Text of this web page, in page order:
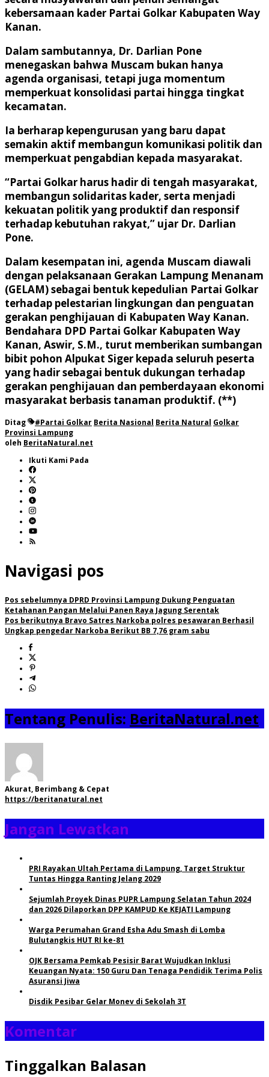
kebersamaan kader Partai Golkar Kabupaten Way
Kanan.
Dalam sambutannya, Dr. Darlian Pone
menegaskan bahwa Muscam bukan hanya
agenda organisasi, tetapi juga momentum
memperkuat konsolidasi partai hingga tingkat
kecamatan.
Ia berharap kepengurusan yang baru dapat
semakin aktif membangun komunikasi politik dan
memperkuat pengabdian kepada masyarakat.
“Partai Golkar harus hadir di tengah masyarakat,
membangun solidaritas kader, serta menjadi
kekuatan politik yang produktif dan responsif
terhadap kebutuhan rakyat,” ujar Dr. Darlian
Pone.
Dalam kesempatan ini, agenda Muscam diawali
dengan pelaksanaan Gerakan Lampung Menanam
(GELAM) sebagai bentuk kepedulian Partai Golkar
terhadap pelestarian lingkungan dan penguatan
gerakan penghijauan di Kabupaten Way Kanan.
Bendahara DPD Partai Golkar Kabupaten Way
Kanan, Aswir, S.M., turut memberikan sumbangan
bibit pohon Alpukat Siger kepada seluruh peserta
yang hadir sebagai bentuk dukungan terhadap
gerakan penghijauan dan pemberdayaan ekonomi
masyarakat berbasis tanaman produktif. (**)
Ditag #Partai Golkar Berita Nasional Berita Natural Golkar
Provinsi Lampung
oleh BeritaNatural.net
Ikuti Kami Pada
Navigasi pos
Pos sebelumnya DPRD Provinsi Lampung Dukung Penguatan
Ketahanan Pangan Melalui Panen Raya Jagung Serentak
Pos berikutnya Bravo Satres Narkoba polres pesawaran Berhasil
Ungkap pengedar Narkoba Berikut BB 7,76 gram sabu
Tentang Penulis: BeritaNatural.net
Akurat, Berimbang & Cepat
https://beritanatural.net
Jangan Lewatkan
PRI Rayakan Ultah Pertama di Lampung, Target Struktur
Tuntas Hingga Ranting Jelang 2029
Sejumlah Proyek Dinas PUPR Lampung Selatan Tahun 2024
dan 2026 Dilaporkan DPP KAMPUD Ke KEJATI Lampung
Warga Perumahan Grand Esha Adu Smash di Lomba
Bulutangkis HUT RI ke-81
OJK Bersama Pemkab Pesisir Barat Wujudkan Inklusi
Keuangan Nyata: 150 Guru Dan Tenaga Pendidik Terima Polis
Asuransi Jiwa
Disdik Pesibar Gelar Monev di Sekolah 3T
Komentar
Tinggalkan Balasan